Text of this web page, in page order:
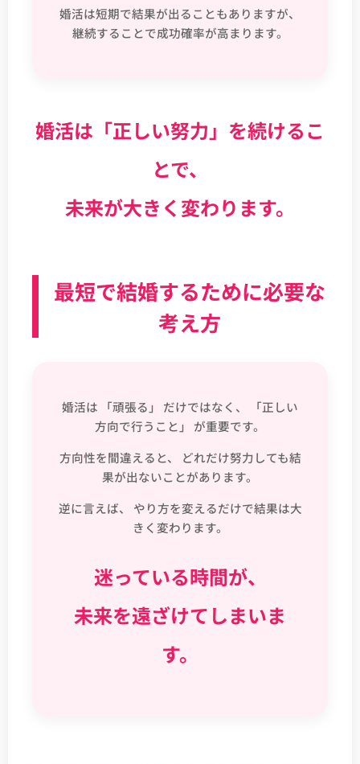
婚活は短期で結果が出ることもありますが、
継続することで成功確率が高まります。
婚活は「正しい努力」を続けるこ
とで、
未来が大きく変わります。
最短で結婚するために必要な
考え方
婚活は 「頑張る」 だけではなく、 「正しい
方向で行うこと」 が重要です。
方向性を間違えると、 どれだけ努力しても結
果が出ないことがあります。
逆に言えば、 やり方を変えるだけで結果は大
きく変わります。
迷っている時間が、
未来を遠ざけてしまいま
す。